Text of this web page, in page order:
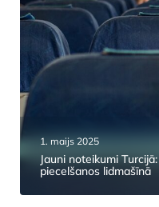
1. maijs 2025
Jauni noteikumi
piecelšanos lidmašīnā